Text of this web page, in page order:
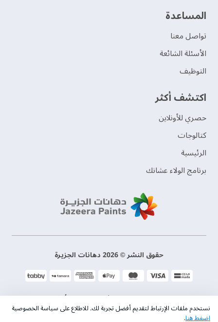
‫المساعدة‬
تواصل معنا
الأسئلة الشائعة
التوظيف
اكتشف أكثر
حصري للأونلاين
‫كتالوجات‬
الرئيسية
برنامج الولاء عشانك
حقوق النشر © 2026 دهانات الجزيرة
سياسة الخصوصية الشروط و الأحكام
نستخدم ملفات الإرتباط لتقديم أفضل تجربة لك. للاطلاع على سياسة الخصوصية
اضغط هنا.